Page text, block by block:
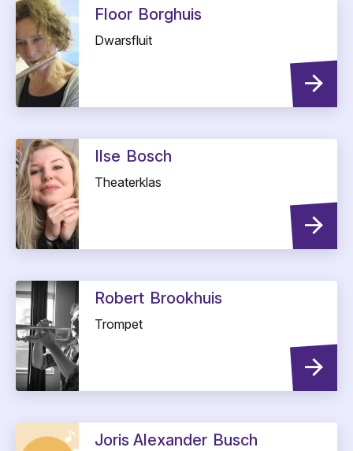
Floor Borghuis
Dwarsfluit
Ilse Bosch
Theaterklas
Robert Brookhuis
Trompet
Joris Alexander Busch